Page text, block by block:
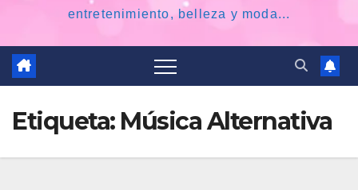
entretenimiento, belleza y moda...
Etiqueta: Música Alternativa